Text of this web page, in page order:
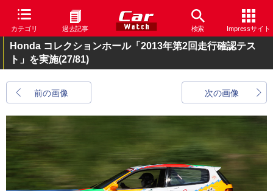
カテゴリ 過去記事 検索 Impressサイト
Honda コレクションホール「2013年第2回走行確認テス
ト」を実施(27/81)
前の画像 次の画像